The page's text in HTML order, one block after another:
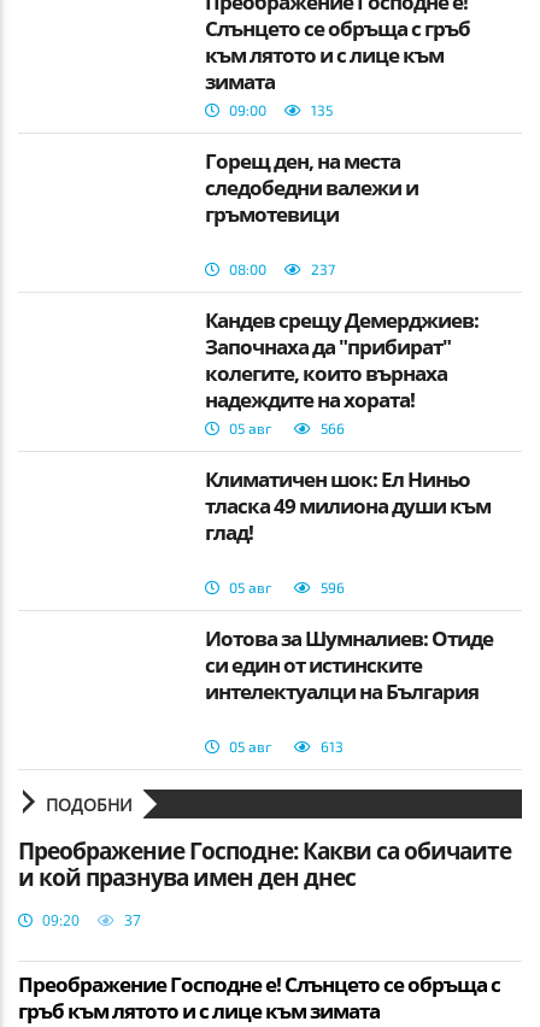
Слънцето се обръща с гръб
към лятото и с лице към
зимата
09:00 135
Горещ ден, на места
следобедни валежи и
гръмотевици
08:00 237
Кандев срещу Демерджиев:
Започнаха да "прибират"
колегите, които върнаха
надеждите на хората!
05 авг 566
Климатичен шок: Ел Ниньо
тласка 49 милиона души към
глад!
05 авг 596
Йотова за Шумналиев: Отиде
си един от истинските
интелектуалци на България
05 авг 613
ПОДОБНИ
Преображение Господне: Какви са обичаите
и кой празнува имен ден днес
09:20 37
Преображение Господне е! Слънцето се обръща с
гръб към лятото и с лице към зимата